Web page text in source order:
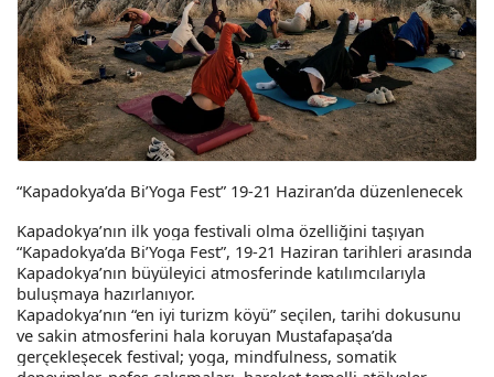
“Kapadokya’da Bi’Yoga Fest” 19-21 Haziran’da düzenlenecek
Kapadokya’nın ilk yoga festivali olma özelliğini taşıyan
“Kapadokya’da Bi’Yoga Fest”, 19-21 Haziran tarihleri arasında
Kapadokya’nın büyüleyici atmosferinde katılımcılarıyla
buluşmaya hazırlanıyor.
Kapadokya’nın “en iyi turizm köyü” seçilen, tarihi dokusunu
ve sakin atmosferini hala koruyan Mustafapaşa’da
gerçekleşecek festival; yoga, mindfulness, somatik